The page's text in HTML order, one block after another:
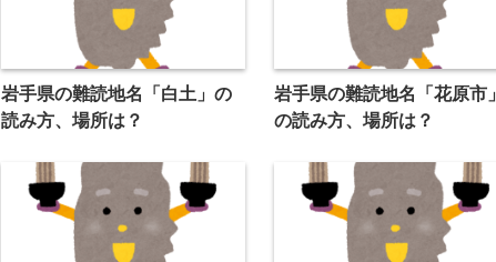
岩手県の難読地名「白土」の
読み方、場所は？
岩手県の難読地名「花原市」
の読み方、場所は？